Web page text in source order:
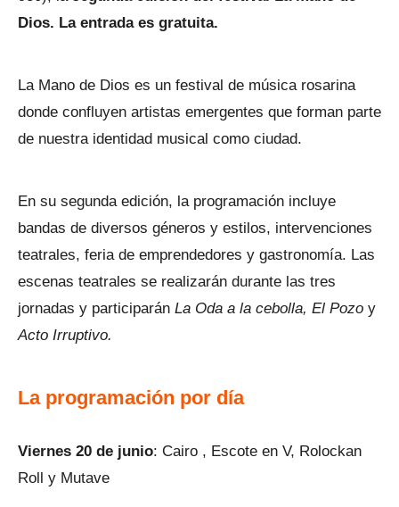
Dios. La entrada es gratuita.
La Mano de Dios es un festival de música rosarina
donde confluyen artistas emergentes que forman parte
de nuestra identidad musical como ciudad.
En su segunda edición, la programación incluye
bandas de diversos géneros y estilos, intervenciones
teatrales, feria de emprendedores y gastronomía. Las
escenas teatrales se realizarán durante las tres
jornadas y participarán La Oda a la cebolla, El Pozo y
Acto Irruptivo.
La programación por día
Viernes 20 de junio: Cairo , Escote en V, Rolockan
Roll y Mutave